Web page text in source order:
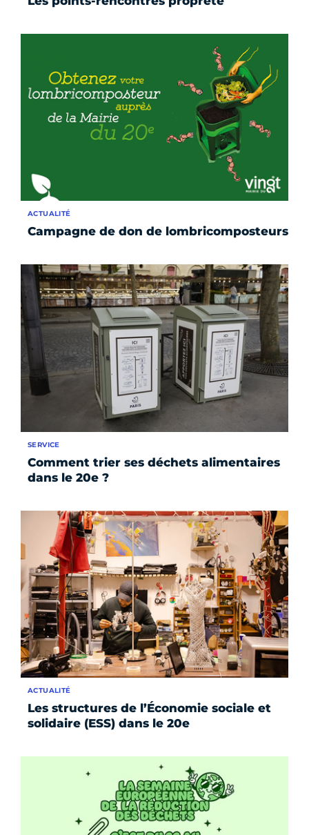
Campagne de don de lombricomposteurs
ACTUALITÉ
Comment trier ses déchets alimentaires
dans le 20e ?
SERVICE
Les structures de l’Économie sociale et
solidaire (ESS) dans le 20e
ACTUALITÉ